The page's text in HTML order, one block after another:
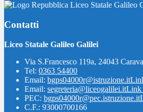
Liceo Statale Galileo
Contatti
Liceo Statale Galileo Galilei
Via S.Francesco 119a, 24043
Tel: 0363 54400
Email: bgps04000r@istruzione.it
Email: segreteria@liceogalilei.itLink
PEC: bgps04000r@pec.istruzione.it
C.F.: 93000700166